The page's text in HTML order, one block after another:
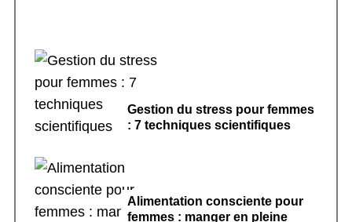
Gestion du stress pour femmes
: 7 techniques scientifiques
Alimentation consciente pour
femmes : manger en pleine